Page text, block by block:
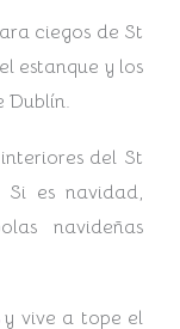
ciegos de St
estanque y los
Dublín.
del St
Si es navidad,
navideñas
y vive a tope el